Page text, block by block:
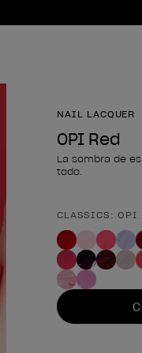
NAIL LACQUER
OPI Red
La sombra de
todo.
Forma del
CLASSICS: OPI